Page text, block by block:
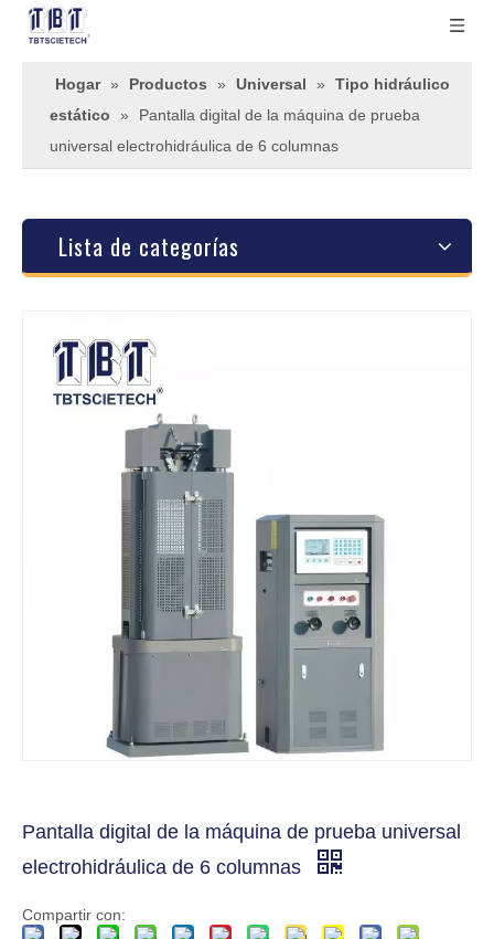
Hogar » Productos » Universal »
Tipo hidráulico
estático
»
Pantalla digital de la máquina de prueba
universal electrohidráulica de 6 columnas
Lista de categorías
Pantalla digital de la máquina de prueba universal
electrohidráulica de 6 columnas
Compartir con: